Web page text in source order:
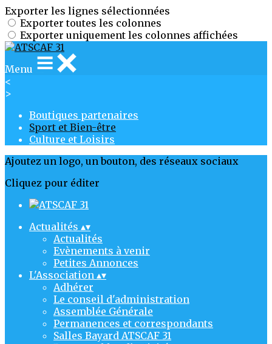
Exporter les lignes sélectionnées
Exporter toutes les colonnes
Exporter uniquement les colonnes affichées
Menu
<
>
Boutiques partenaires
Sport et Bien-être
Culture et Loisirs
Ajoutez un logo, un bouton, des réseaux sociaux
Cliquez pour éditer
Actualités ▴▾
Actualités
Evènements à venir
Petites Annonces
L'Association ▴▾
Adhérer
Le conseil d'administration
Assemblée Générale
Permanences et correspondants
Salles Bayard ATSCAF 31